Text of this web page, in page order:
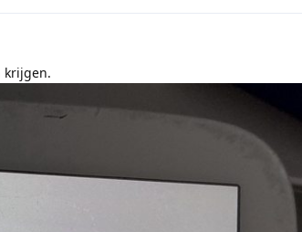
krijgen.